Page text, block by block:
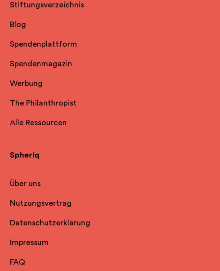
Stiftungsverzeichnis
Blog
Spendenplattform
Spendenmagazin
Werbung
The Philanthropist
Alle Ressourcen
Spheriq
Über uns
Nutzungsvertrag
Datenschutzerklärung
Impressum
FAQ